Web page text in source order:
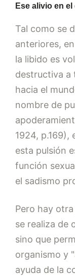
Ese alivio en
Tal como se
anteriores,
la libido es
destructiva a
hacia el
nombre de
1924, p.169),
esta pulsión
función
el sadismo
Pero hay
se realiza de
sino que
organismo y
ayuda de la